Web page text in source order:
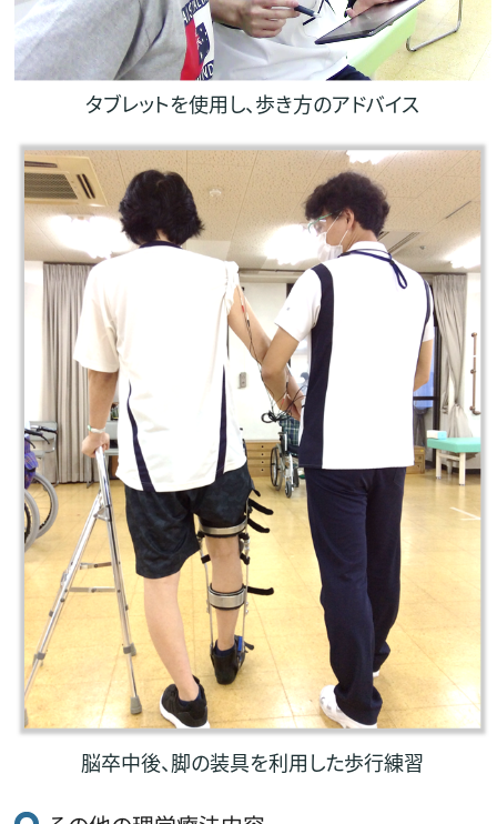
タブレットを使用し、歩き方のアドバイス
脳卒中後、脚の装具を利用した歩行練習